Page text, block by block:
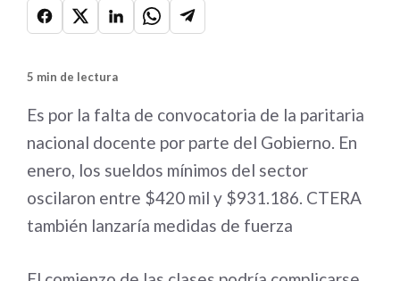
5 min de lectura
Es por la falta de convocatoria de la paritaria
nacional docente por parte del Gobierno. En
enero, los sueldos mínimos del sector
oscilaron entre $420 mil y $931.186. CTERA
también lanzaría medidas de fuerza